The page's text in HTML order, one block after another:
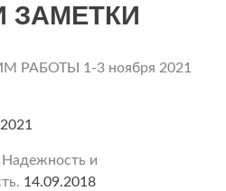
ЗАМЕТКИ
1-3 ноября 2021
и
14.09.2018